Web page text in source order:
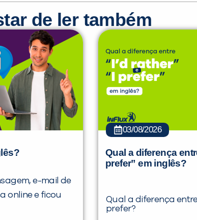
de ler também
e-mail de
online e ficou
03/08/2026
Qual a diferença
prefer” em inglês?
Qual a diferença entre
prefer?